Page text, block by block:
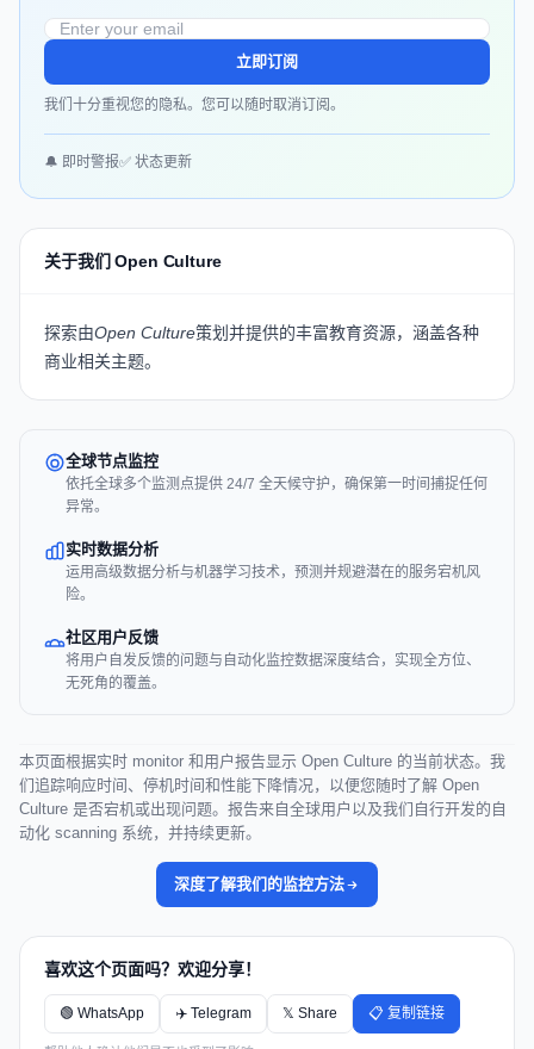
立即订阅
我们十分重视您的隐私。您可以随时取消订阅。
🔔 即时警报✅ 状态更新
关于我们 Open Culture
探索由Open Culture策划并提供的丰富教育资源，涵盖各种
商业相关主题。
全球节点监控
依托全球多个监测点提供 24/7 全天候守护，确保第一时间捕捉任何
异常。
实时数据分析
运用高级数据分析与机器学习技术，预测并规避潜在的服务宕机风
险。
社区用户反馈
将用户自发反馈的问题与自动化监控数据深度结合，实现全方位、
无死角的覆盖。
本页面根据实时 monitor 和用户报告显示 Open Culture 的当前状态。我
们追踪响应时间、停机时间和性能下降情况，以便您随时了解 Open
Culture 是否宕机或出现问题。报告来自全球用户以及我们自行开发的自
动化 scanning 系统，并持续更新。
深度了解我们的监控方法
喜欢这个页面吗？欢迎分享！
🟢 WhatsApp ✈️ Telegram 𝕏 Share 📋 复制链接